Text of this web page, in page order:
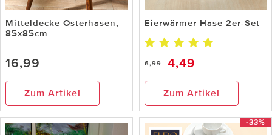
Mitteldecke Osterhasen,
85x85cm
16,99
Zum Artikel
Eierwärmer Hase 2er-Set
6,99 4,49
Zum Artikel
-33%